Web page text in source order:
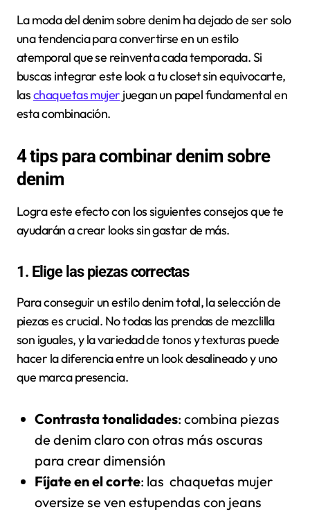
La moda del denim sobre denim ha dejado de ser solo
una tendencia para convertirse en un estilo
atemporal que se reinventa cada temporada. Si
buscas integrar este look a tu closet sin equivocarte,
laschaquetas mujer juegan un papel fundamental en
esta combinación.
4 tips para combinar denim sobre
denim
Logra este efecto con los siguientes consejos que te
ayudarán a crear looks sin gastar de más.
1. Elige las piezas correctas
Para conseguir un estilo denim total, la selección de
piezas es crucial. No todas las prendas de mezclilla
son iguales, y la variedad de tonos y texturas puede
hacer la diferencia entre un look desalineado y uno
que marca presencia.
Contrasta tonalidades: combina piezas
de denim claro con otras más oscuras
para crear dimensión
Fíjate en el corte: las chaquetas mujer
oversize se ven estupendas con jeans